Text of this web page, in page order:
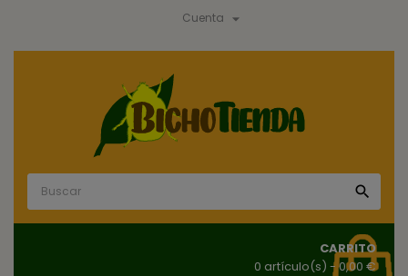
Cuenta 

CARRITO
0 artículo(s) - 0,00 €